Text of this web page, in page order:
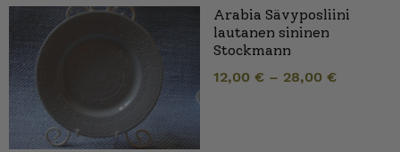
Arabia Sävyposliini
lautanen sininen
Stockmann
12,00 € – 28,00 €